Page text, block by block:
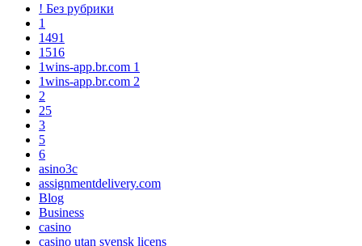
! Без рубрики
1
1491
1516
1wins-app.br.com 1
1wins-app.br.com 2
2
25
3
5
6
asino3c
assignmentdelivery.com
Blog
Business
casino
casino utan svensk licens